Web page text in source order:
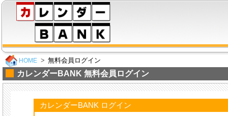
HOME 無料会員ログイン
カレンダーBANK 無料会員ログイン
カレンダーBANK ログイン